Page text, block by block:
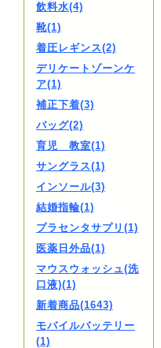
飲料水(4)
靴(1)
着圧レギンス(2)
デリケートゾーンケ
ア(1)
補正下着(3)
バッグ(2)
育児 教室(1)
サングラス(1)
インソール(3)
結婚指輪(1)
プラセンタサプリ(1)
医薬日外品(1)
マウスウォッシュ(洗
口液)(1)
新着商品(1643)
モバイルバッテリー
(1)